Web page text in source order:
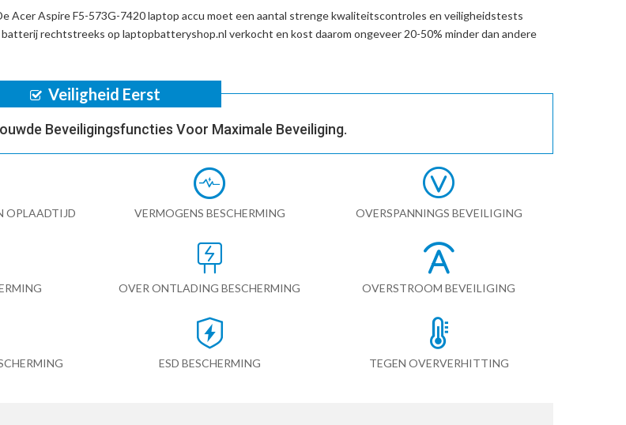
Acer Aspire F5-573G-7420 laptop accu moet een aantal strenge kwaliteitscontroles en veiligheidstests
batterijrechtstreeks op laptopbatteryshop.nl verkocht en kost daarom ongeveer 20-50% minder dan andere
Veiligheid Eerst
Beveiligingsfuncties Voor Maximale Beveiliging.
OPLAADTIJD VERMOGENS BESCHERMING OVERSPANNINGS BEVEILIGING
OVER ONTLADING BESCHERMING OVERSTROOM BEVEILIGING
ESD BESCHERMING TEGEN OVERVERHITTING